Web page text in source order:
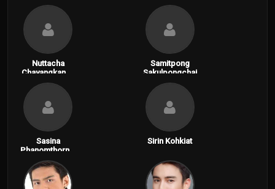
Nuttacha
Chayangkanon
t
Samitpong
Sakulpongchai
Sasina
Phanomthornni
tkul
Sirin Kohkiat